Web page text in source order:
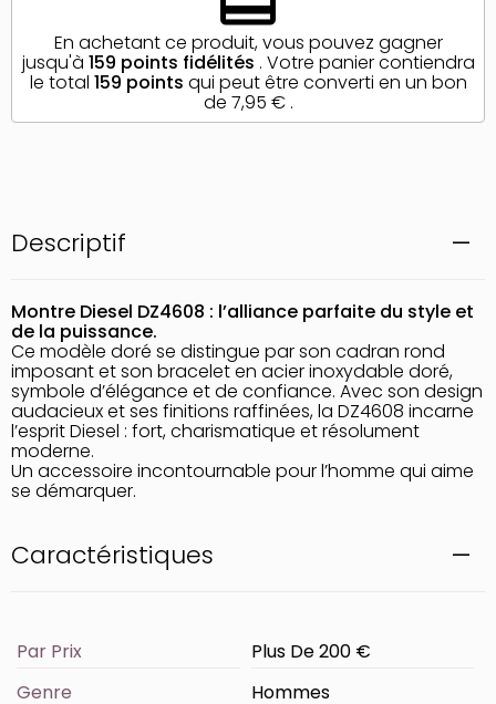
Descriptif
Montre Diesel DZ4608 : l’alliance parfaite du style et
de la puissance.
Ce modèle doré se distingue par son cadran rond
imposant et son bracelet en acier inoxydable doré,
symbole d’élégance et de confiance. Avec son design
audacieux et ses finitions raffinées, la DZ4608 incarne
l’esprit Diesel : fort, charismatique et résolument
moderne.
Un accessoire incontournable pour l’homme qui aime
se démarquer.
Caractéristiques
Par Prix
Plus De 200 €
Genre
Hommes
En achetant ce produit, vous pouvez gagner
jusqu'à 159 points fidélités . Votre panier contiendra
le total 159 points qui peut être converti en un bon
de 7,95 €.